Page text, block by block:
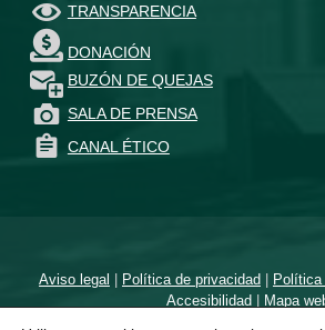
TRANSPARENCIA
DONACIÓN
BUZÓN DE QUEJAS
SALA DE PRENSA
CANAL ÉTICO
Aviso legal | Política de privacidad| Política
Accesibilidad | Mapa